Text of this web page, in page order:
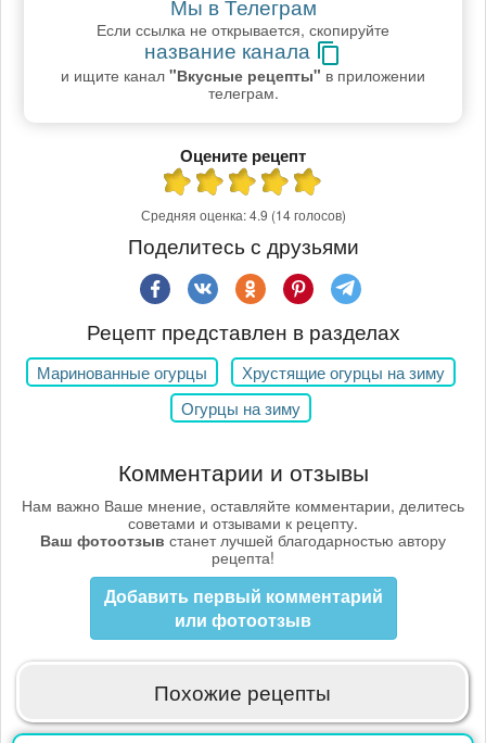
Мы в Телеграм
Если ссылка не открывается, скопируйте
название канала
и ищите канал "Вкусные рецепты" в приложении
телеграм.
Оцените рецепт
Средняя оценка:4.9 (14 голосов)
Поделитесь с друзьями
Рецепт представлен в разделах
Маринованные огурцы
Хрустящие огурцы на зиму
Огурцы на зиму
Комментарии и отзывы
Нам важно Ваше мнение, оставляйте комментарии, делитесь
советами и отзывами к рецепту.
Ваш фотоотзыв станет лучшей благодарностью автору
рецепта!
Добавить первый комментарий
или фотоотзыв
Похожие рецепты